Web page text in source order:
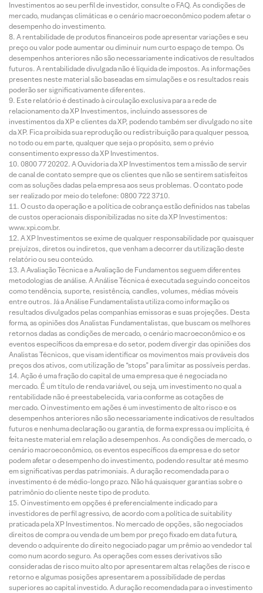
Investimentos ao seu perfil de investidor, consulte o FAQ. As condições de
mercado, mudanças climáticas e o cenário macroeconômico podem afetar o
desempenho do investimento.
A rentabilidade de produtos financeiros pode apresentar variações e seu
preço ou valor pode aumentar ou diminuir num curto espaço de tempo. Os
desempenhos anteriores não são necessariamente indicativos de resultados
futuros. A rentabilidade divulgada não é líquida de impostos. As informações
presentes neste material são baseadas em simulações e os resultados reais
poderão ser significativamente diferentes.
Este relatório é destinado à circulação exclusiva para a rede de
relacionamento da XP Investimentos, incluindo assessores de
investimentos da XP e clientes da XP, podendo também ser divulgado no site
da XP. Fica proibida sua reprodução ou redistribuição para qualquer pessoa,
no todo ou em parte, qualquer que seja o propósito, sem o prévio
consentimento expresso da XP Investimentos.
0800 77 20202. A Ouvidoria da XP Investimentos tem a missão de servir
de canal de contato sempre que os clientes que não se sentirem satisfeitos
com as soluções dadas pela empresa aos seus problemas. O contato pode
ser realizado por meio do telefone: 0800 722 3710.
O custo da operação e a política de cobrança estão definidos nas tabelas
de custos operacionais disponibilizadas no site da XP Investimentos:
www.xpi.com.br.
A XP Investimentos se exime de qualquer responsabilidade por quaisquer
prejuízos, diretos ou indiretos, que venham a decorrer da utilização deste
relatório ou seu conteúdo.
A Avaliação Técnica e a Avaliação de Fundamentos seguem diferentes
metodologias de análise. A Análise Técnica é executada seguindo conceitos
como tendência, suporte, resistência, candles, volumes, médias móveis
entre outros. Já a Análise Fundamentalista utiliza como informação os
resultados divulgados pelas companhias emissoras e suas projeções. Desta
forma, as opiniões dos Analistas Fundamentalistas, que buscam os melhores
retornos dadas as condições de mercado, o cenário macroeconômico e os
eventos específicos da empresa e do setor, podem divergir das opiniões dos
Analistas Técnicos, que visam identificar os movimentos mais prováveis dos
preços dos ativos, com utilização de “stops” para limitar as possíveis perdas.
Ação é uma fração do capital de uma empresa que é negociada no
mercado. É um título de renda variável, ou seja, um investimento no qual a
rentabilidade não é preestabelecida, varia conforme as cotações de
mercado. O investimento em ações é um investimento de alto risco e os
desempenhos anteriores não são necessariamente indicativos de resultados
futuros e nenhuma declaração ou garantia, de forma expressa ou implícita, é
feita neste material em relação a desempenhos. As condições de mercado, o
cenário macroeconômico, os eventos específicos da empresa e do setor
podem afetar o desempenho do investimento, podendo resultar até mesmo
em significativas perdas patrimoniais. A duração recomendada para o
investimento é de médio-longo prazo. Não há quaisquer garantias sobre o
patrimônio do cliente neste tipo de produto.
O investimento em opções é preferencialmente indicado para
investidores de perfil agressivo, de acordo com a política de suitability
praticada pela XP Investimentos. No mercado de opções, são negociados
direitos de compra ou venda de um bem por preço fixado em data futura,
devendo o adquirente do direito negociado pagar um prêmio ao vendedor tal
como num acordo seguro. As operações com esses derivativos são
consideradas de risco muito alto por apresentarem altas relações de risco e
retorno e algumas posições apresentarem a possibilidade de perdas
superiores ao capital investido. A duração recomendada para o investimento